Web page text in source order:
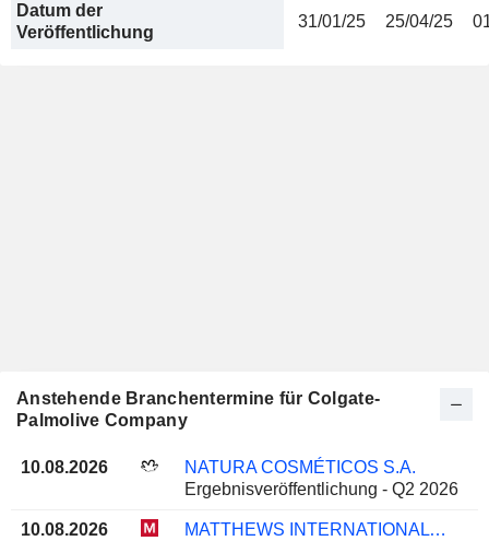
Datum der
Veröffentlichung
31/01/25 25/04/25
Anstehende Branchentermine für Colgate-
Palmolive Company
10.08.2026
NATURA COSMÉTICOS S.A.
Ergebnisveröffentlichung - Q2 2026
10.08.2026
MATTHEWS INTERNATIONAL CORPORATION